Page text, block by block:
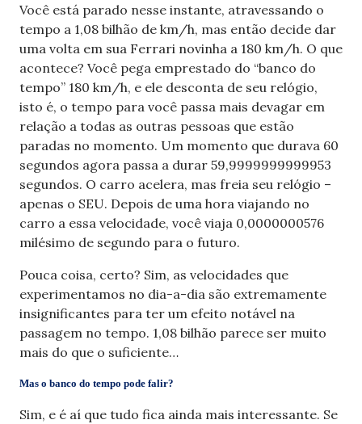
Você está parado nesse instante, atravessando o
tempo a 1,08 bilhão de km/h, mas então decide dar
uma volta em sua Ferrari novinha a 180 km/h. O que
acontece? Você pega emprestado do “banco do
tempo” 180 km/h, e ele desconta de seu relógio,
isto é, o tempo para você passa mais devagar em
relação a todas as outras pessoas que estão
paradas no momento. Um momento que durava 60
segundos agora passa a durar 59,9999999999953
segundos. O carro acelera, mas freia seu relógio –
apenas o SEU. Depois de uma hora viajando no
carro a essa velocidade, você viaja 0,0000000576
milésimo de segundo para o futuro.
Pouca coisa, certo? Sim, as velocidades que
experimentamos no dia-a-dia são extremamente
insignificantes para ter um efeito notável na
passagem no tempo. 1,08 bilhão parece ser muito
mais do que o suficiente…
Mas o banco do tempo pode falir?
Sim, e é aí que tudo fica ainda mais interessante. Se